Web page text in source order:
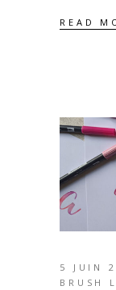
READ
5 JUIN
BRUSH